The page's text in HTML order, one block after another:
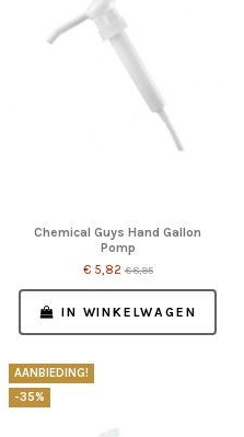
Chemical Guys Hand Gallon
Pomp
€ 5,82 € 8,95
IN WINKELWAGEN
AANBIEDING!
-35%